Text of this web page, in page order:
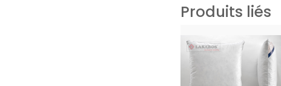
Produits liés